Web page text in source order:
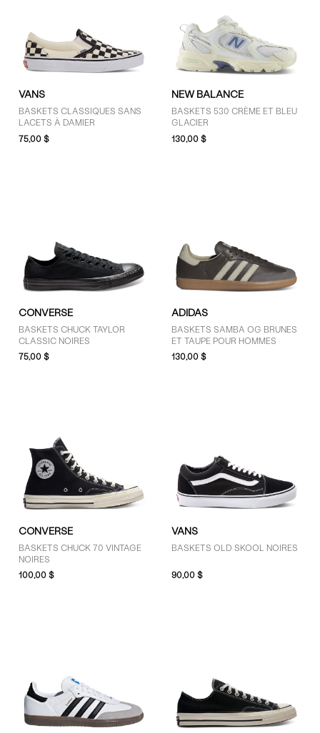
VANS
BASKETS CLASSIQUES SANS
LACETS À DAMIER
75,00 $
NEW BALANCE
BASKETS 530 CRÈME ET BLEU
GLACIER
130,00 $
CONVERSE
BASKETS CHUCK TAYLOR
CLASSIC NOIRES
75,00 $
ADIDAS
BASKETS SAMBA OG BRUNES
ET TAUPE POUR HOMMES
130,00 $
CONVERSE
BASKETS CHUCK 70 VINTAGE
NOIRES
100,00 $
VANS
BASKETS OLD SKOOL NOIRES
90,00 $